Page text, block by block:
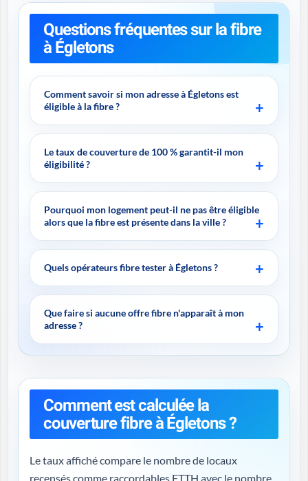
Questions fréquentes sur la fibre
à Égletons
Comment savoir si mon adresse à Égletons est
éligible à la fibre ?
Le taux de couverture de 100 % garantit-il mon
éligibilité ?
Pourquoi mon logement peut-il ne pas être éligible
alors que la fibre est présente dans la ville ?
Quels opérateurs fibre tester à Égletons ?
Que faire si aucune offre fibre n'apparaît à mon
adresse ?
Comment est calculée la
couverture fibre à Égletons ?
Le taux affiché compare le nombre de locaux
recensés comme raccordables FTTH avec le nombre